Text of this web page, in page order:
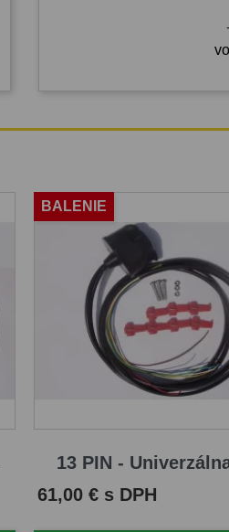
13 PIN -
Cena
61,00 € s DPH
BALENIE